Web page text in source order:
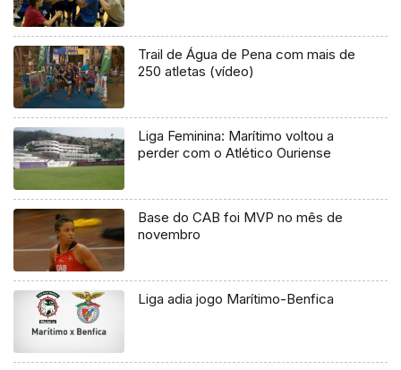
Trail de Água de Pena com mais de
250 atletas (vídeo)
Liga Feminina: Marítimo voltou a
perder com o Atlético Ouriense
Base do CAB foi MVP no mês de
novembro
Liga adia jogo Marítimo-Benfica